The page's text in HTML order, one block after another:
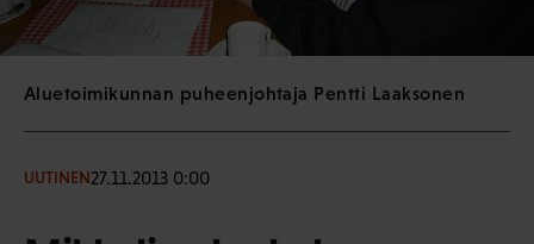
Aluetoimikunnan puheenjohtaja Pentti Laaksonen
UUTINEN27.11.2013 0:00